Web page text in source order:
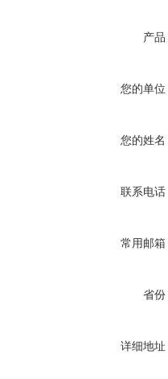
产品
您的单位
您的姓名
联系电话
常用邮箱
省份
详细地址